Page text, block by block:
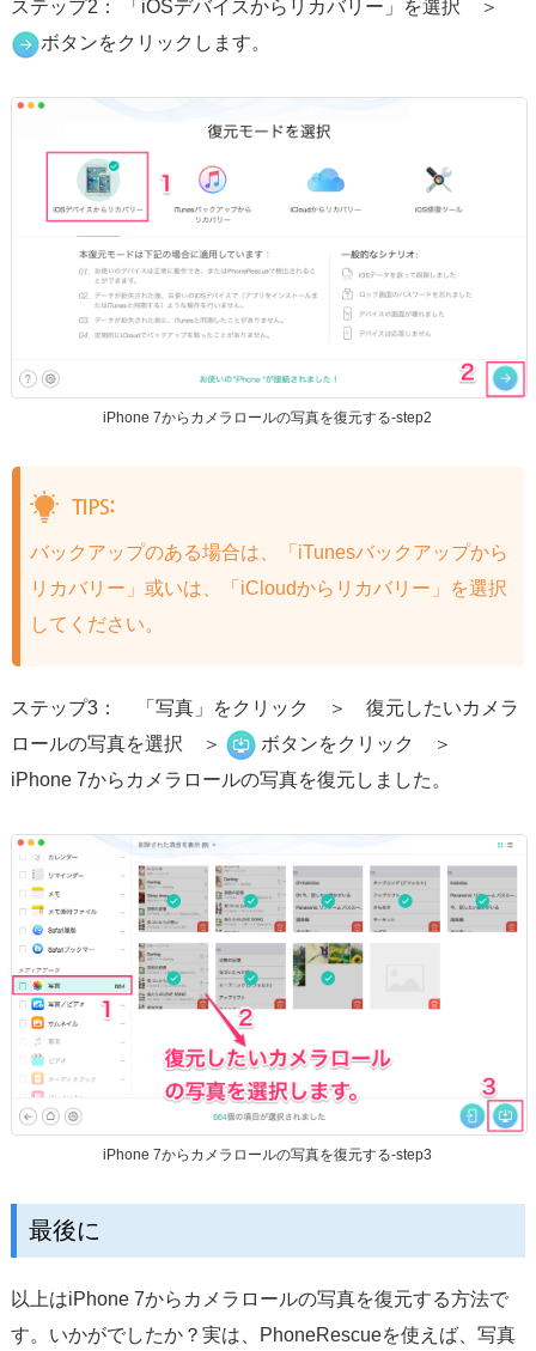
ステップ2： 「iOSデバイスからリカバリー」を選択 ＞
ボタンをクリックします。
iPhone 7からカメラロールの写真を復元する-step2
バックアップのある場合は、「iTunesバックアップから
リカバリー」或いは、「iCloudからリカバリー」を選択
してください。
ステップ3： 「写真」をクリック ＞ 復元したいカメラ
ロールの写真を選択 ＞
ボタンをクリック ＞
iPhone 7からカメラロールの写真を復元しました。
iPhone 7からカメラロールの写真を復元する-step3
最後に
以上はiPhone 7からカメラロールの写真を復元する方法で
す。いかがでしたか？実は、PhoneRescueを使えば、写真